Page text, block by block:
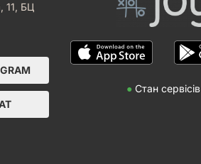
11, БЦ
● Стан сервісів